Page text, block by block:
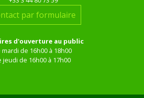
par formulaire
d'ouverture au public
mardi de 16h00 à 18h00
jeudi de 16h00 à 17h00